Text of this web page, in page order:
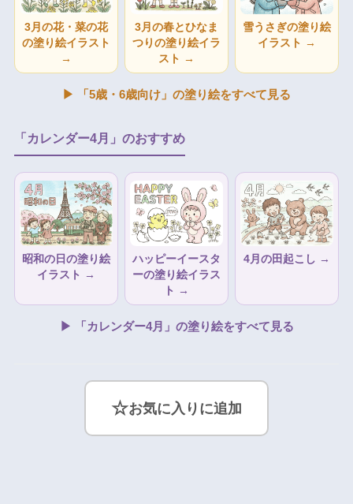
3月の花・菜の花
の塗り絵イラスト
→
3月の春とひなま
つりの塗り絵イラ
スト →
雪うさぎの塗り絵
イラスト →
▶ 「5歳・6歳向け」の塗り絵をすべて見る
「カレンダー4月」のおすすめ
昭和の日の塗り絵
イラスト →
ハッピーイースタ
ーの塗り絵イラス
ト →
4月の田起こし →
▶ 「カレンダー4月」の塗り絵をすべて見る
☆お気に入りに追加